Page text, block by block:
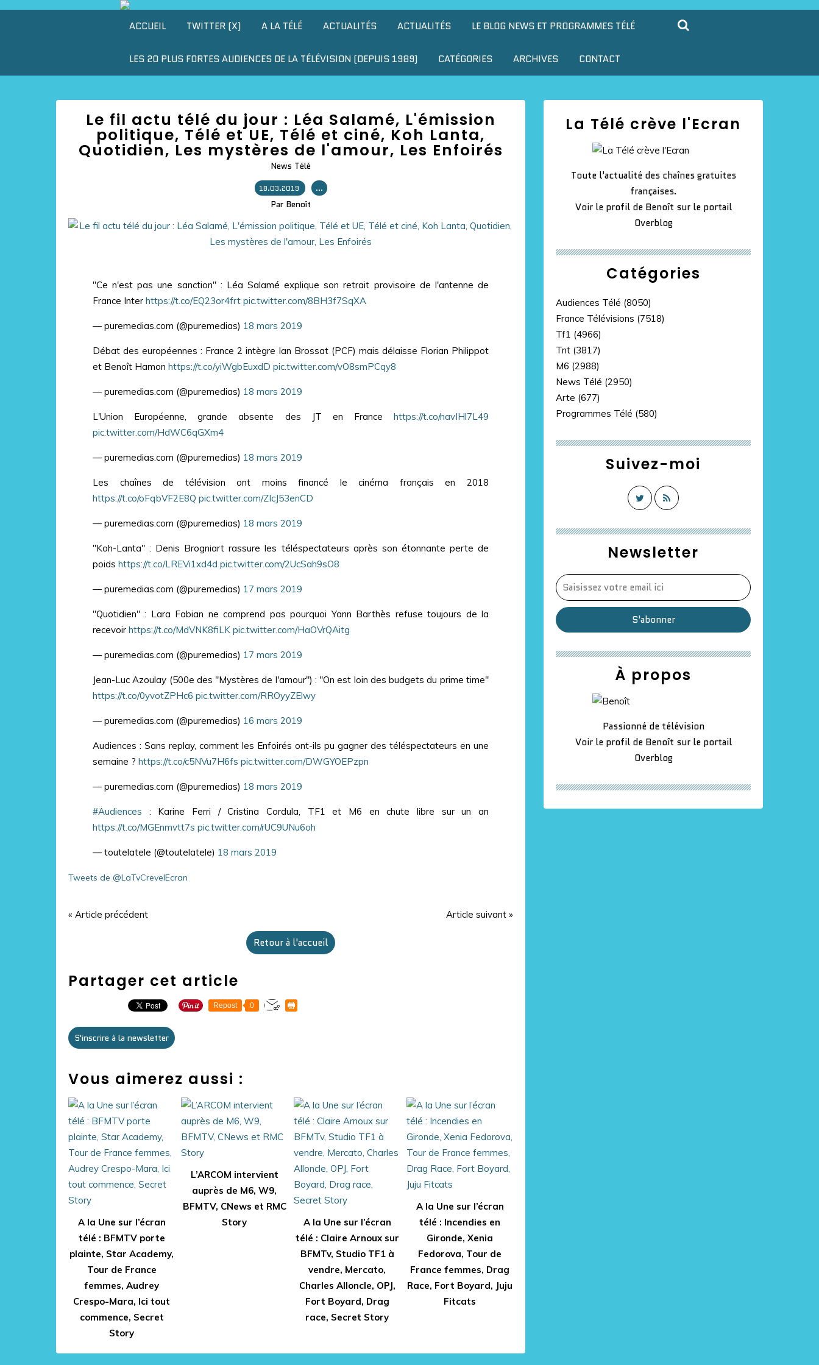
ACCUEIL TWITTER (X) A LA TÉLÉ ACTUALITÉS ACTUALITÉS LE BLOG NEWS ET PROGRAMMES TÉLÉ
LES 20 PLUS FORTES AUDIENCES DE LA TÉLÉVISION (DEPUIS 1989) CATÉGORIES ARCHIVES CONTACT
Le fil actu télé du jour : Léa Salamé, L'émission
politique, Télé et UE, Télé et ciné, Koh Lanta,
Quotidien, Les mystères de l'amour, Les Enfoirés
News Télé
18.03.2019 …
Par Benoît
"Ce n'est pas une sanction" : Léa Salamé explique son retrait provisoire de l'antenne de
France Inter https://t.co/EQ23or4frt pic.twitter.com/8BH3f7SqXA
— puremedias.com (@puremedias) 18 mars 2019
Débat des européennes : France 2 intègre Ian Brossat (PCF) mais délaisse Florian Philippot
et Benoît Hamon https://t.co/yiWgbEuxdD pic.twitter.com/vO8smPCqy8
— puremedias.com (@puremedias) 18 mars 2019
L'Union Européenne, grande absente des JT en France https://t.co/navIHl7L49
pic.twitter.com/HdWC6qGXm4
— puremedias.com (@puremedias) 18 mars 2019
Les chaînes de télévision ont moins financé le cinéma français en 2018
https://t.co/oFqbVF2E8Q pic.twitter.com/ZIcJ53enCD
— puremedias.com (@puremedias) 18 mars 2019
"Koh-Lanta" : Denis Brogniart rassure les téléspectateurs après son étonnante perte de
poids https://t.co/LREVi1xd4d pic.twitter.com/2UcSah9sO8
— puremedias.com (@puremedias) 17 mars 2019
"Quotidien" : Lara Fabian ne comprend pas pourquoi Yann Barthès refuse toujours de la
recevoir https://t.co/MdVNK8fiLK pic.twitter.com/HaOVrQAitg
— puremedias.com (@puremedias) 17 mars 2019
Jean-Luc Azoulay (500e des "Mystères de l'amour") : "On est loin des budgets du prime time"
https://t.co/0yvotZPHc6 pic.twitter.com/RROyyZElwy
— puremedias.com (@puremedias) 16 mars 2019
Audiences : Sans replay, comment les Enfoirés ont-ils pu gagner des téléspectateurs en une
semaine ? https://t.co/c5NVu7H6fs pic.twitter.com/DWGYOEPzpn
— puremedias.com (@puremedias) 18 mars 2019
#Audiences : Karine Ferri / Cristina Cordula, TF1 et M6 en chute libre sur un an
https://t.co/MGEnmvtt7s pic.twitter.com/rUC9UNu6oh
— toutelatele (@toutelatele) 18 mars 2019
Tweets de @LaTvCrevelEcran
« Article précédent Article suivant »
Retour à l'accueil
Partager cet article
Repost 0
S'inscrire à la newsletter
Vous aimerez aussi :
A la Une sur l’écran
télé : BFMTV porte
plainte, Star Academy,
Tour de France
femmes, Audrey
Crespo-Mara, Ici tout
commence, Secret
Story
L’ARCOM intervient
auprès de M6, W9,
BFMTV, CNews et RMC
Story
A la Une sur l’écran
télé : Claire Arnoux sur
BFMTv, Studio TF1 à
vendre, Mercato,
Charles Alloncle, OPJ,
Fort Boyard, Drag
race, Secret Story
A la Une sur l’écran
télé : Incendies en
Gironde, Xenia
Fedorova, Tour de
France femmes, Drag
Race, Fort Boyard, Juju
Fitcats
Newsletter
Catégories
Audiences Télé (8050)
France Télévisions (7518)
Tf1 (4966)
Tnt (3817)
M6 (2988)
News Télé (2950)
Arte (677)
Programmes Télé (580)
La Télé crève l'Ecran
Toute l'actualité des chaînes gratuites
françaises.
Voir le profil de Benoît sur le portail
Overblog
Suivez-moi
À propos
Passionné de télévision
Voir le profil de Benoît sur le portail
Overblog